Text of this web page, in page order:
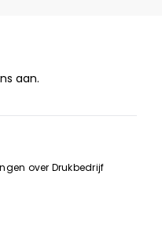
aan.
over Drukbedrijf